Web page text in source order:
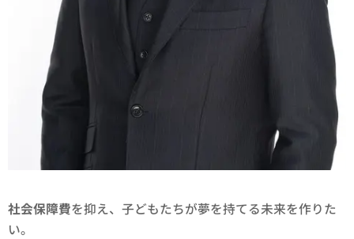
社会保障費を抑え、子どもたちが夢を持てる未来を作りた
い。